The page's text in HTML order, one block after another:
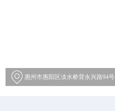
惠州市惠阳区淡水桥背永兴路94号